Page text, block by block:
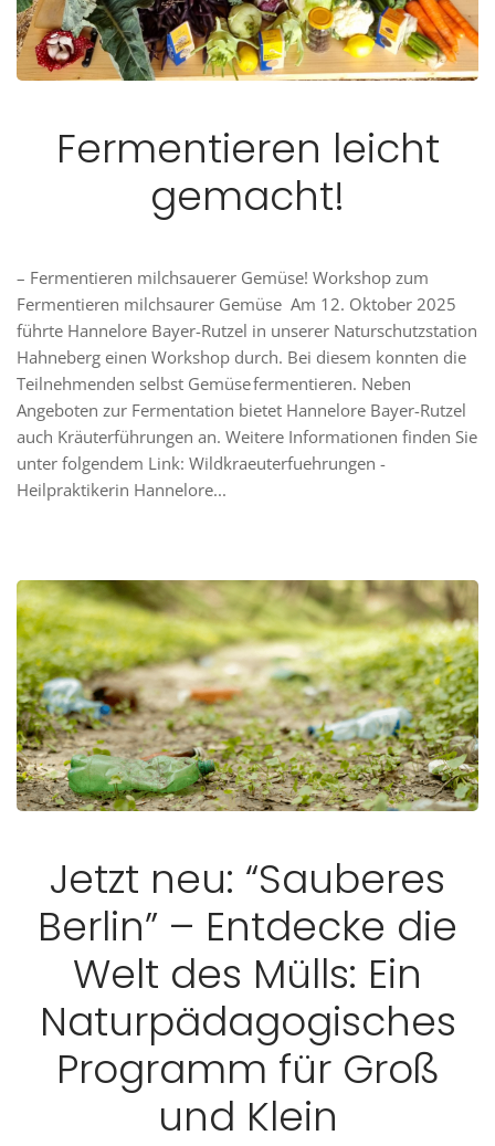
Fermentieren leicht
gemacht!
– Fermentieren milchsauerer Gemüse! Workshop zum
Fermentieren milchsaurer Gemüse Am 12. Oktober 2025
führte Hannelore Bayer-Rutzel in unserer Naturschutzstation
Hahneberg einen Workshop durch. Bei diesem konnten die
Teilnehmenden selbst Gemüse fermentieren. Neben
Angeboten zur Fermentation bietet Hannelore Bayer-Rutzel
auch Kräuterführungen an. Weitere Informationen finden Sie
unter folgendem Link: Wildkraeuterfuehrungen -
Heilpraktikerin Hannelore...
Jetzt neu: “Sauberes
Berlin” – Entdecke die
Welt des Mülls: Ein
Naturpädagogisches
Programm für Groß
und Klein